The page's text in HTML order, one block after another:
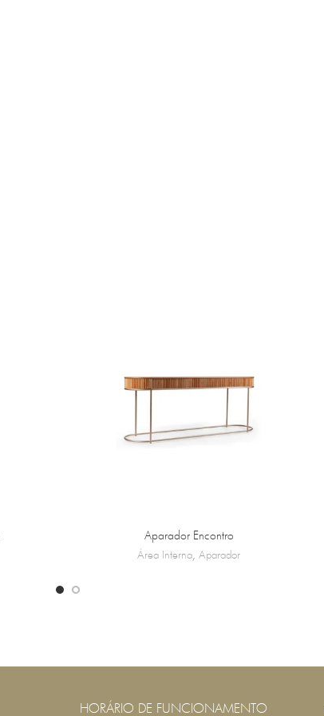
Aparador Encontro
Área Interna, Aparador
HORÁRIO DE FUNCIONAMENTO